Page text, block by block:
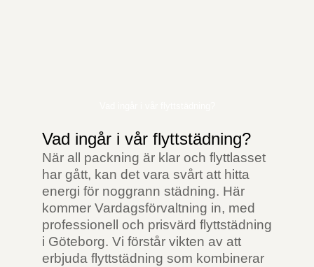
Vad ingår i vår flyttstädning?
När all packning är klar och flyttlasset
har gått, kan det vara svårt att hitta
energi för noggrann städning. Här
kommer Vardagsförvaltning in, med
professionell och prisvärd flyttstädning
i Göteborg. Vi förstår vikten av att
erbjuda flyttstädning som kombinerar